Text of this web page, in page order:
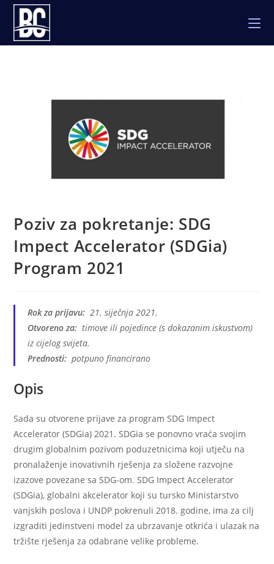
Skip
content
Poziv za pokretanje: SDG
Impect Accelerator (SDGia)
Program 2021
Rok za prijavu: 21. siječnja 2021.
Otvoreno za: timove ili pojedince (s dokazanim iskustvom)
iz cijelog svijeta.
Prednosti: potpuno financirano
Opis
Sada su otvorene prijave za program SDG Impect
Accelerator (SDGia) 2021. SDGia se ponovno vraća svojim
drugim globalnim pozivom poduzetnicima koji utječu na
pronalaženje inovativnih rješenja za složene razvojne
izazove povezane sa SDG-om. SDG Impect Accelerator
(SDGia), globalni akcelerator koji su tursko Ministarstvo
vanjskih poslova i UNDP pokrenuli 2018. godine, ima za cilj
izgraditi jedinstveni model za ubrzavanje otkrića i ulazak na
tržište rješenja za odabrane velike probleme.